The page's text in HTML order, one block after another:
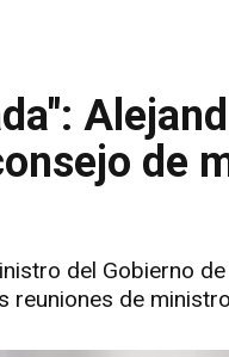
de
del Gobierno
reuniones de